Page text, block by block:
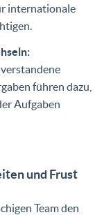
internationale
führen dazu,
Aufgaben
und Frust
Team den